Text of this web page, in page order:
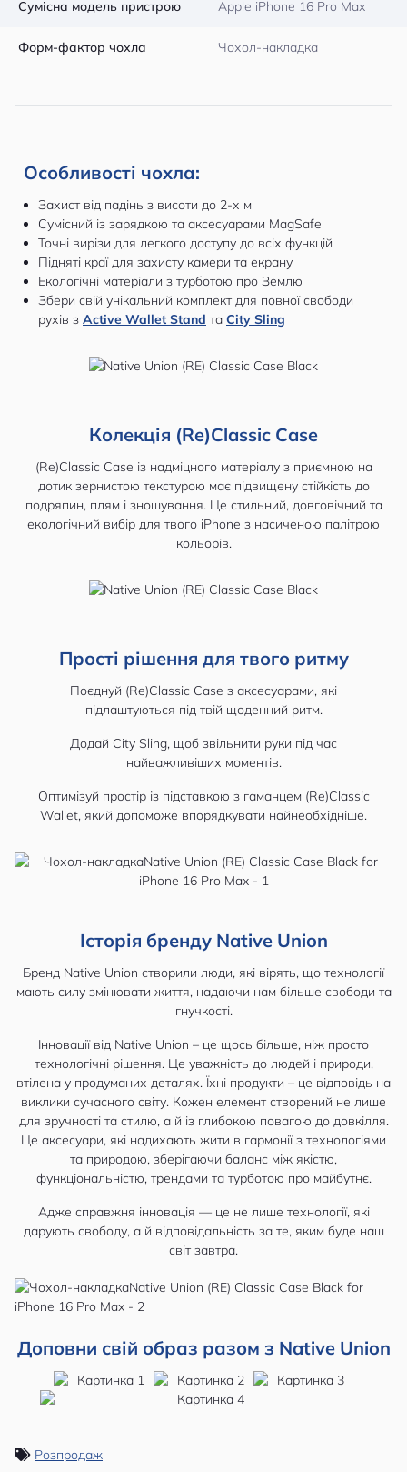
Сумісна модель пристрою Apple iPhone 16 Pro Max
Форм-фактор чохла Чохол-накладка
Особливості чохла:
Захист від падінь з висоти до 2-х м
Сумісний із зарядкою та аксесуарами MagSafe
Точні вирізи для легкого доступу до всіх функцій
Підняті краї для захисту камери та екрану
Екологічні матеріали з турботою про Землю
Збери свій унікальний комплект для повної свободи
рухів з Active Wallet Stand та City Sling
Колекція (Re)Classic Case
(Re)Classic Case із надміцного матеріалу з приємною на
дотик зернистою текстурою має підвищену стійкість до
подряпин, плям і зношування. Це стильний, довговічний та
екологічний вибір для твого iPhone з насиченою палітрою
кольорів.
Прості рішення для твого ритму
Поєднуй (Re)Classic Case з аксесуарами, які
підлаштуються під твій щоденний ритм.
Додай City Sling, щоб звільнити руки під час
найважливіших моментів.
Оптимізуй простір із підставкою з гаманцем (Re)Classic
Wallet, який допоможе впорядкувати найнеобхідніше.
Історія бренду Native Union
Бренд Native Union створили люди, які вірять, що технології
мають силу змінювати життя, надаючи нам більше свободи та
гнучкості.
Інновації від Native Union – це щось більше, ніж просто
технологічні рішення. Це уважність до людей і природи,
втілена у продуманих деталях. Їхні продукти – це відповідь на
виклики сучасного світу. Кожен елемент створений не лише
для зручності та стилю, а й із глибокою повагою до довкілля.
Це аксесуари, які надихають жити в гармонії з технологіями
та природою, зберігаючи баланс між якістю,
функціональністю, трендами та турботою про майбутнє.
Адже справжня інновація — це не лише технології, які
дарують свободу, а й відповідальність за те, яким буде наш
світ завтра.
Доповни свій образ разом з Native Union
Розпродаж